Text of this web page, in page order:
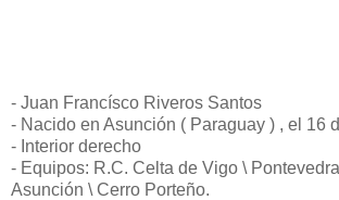
- Juan Francísco Riveros Santos
- Nacido en Asunción ( Paraguay ) , el 16
- Interior derecho
- Equipos: R.C. Celta de Vigo \
Asunción \ Cerro Porteño.